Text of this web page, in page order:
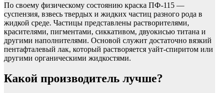
По своему физическому состоянию краска ПФ-115 —
суспензия, взвесь твердых и жидких частиц разного рода в
жидкой среде. Частицы представлены растворителями,
красителями, пигментами, сиккативом, двуокисью титана и
другими наполнителями. Основой служит достаточно вязкий
пентафталевый лак, который растворяется уайт-спиритом или
другими органическими жидкостями.
Какой производитель лучше?